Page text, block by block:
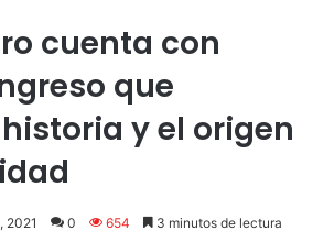
cuenta con
que
y el origen
2021 0 654 3 minutos de lectura